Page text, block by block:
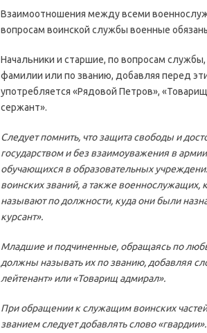
Взаимоотношения между всеми
вопросам воинской службы военные
Начальники и старшие, по вопросам
фамилии или по званию, добавляя перед
употребляется «Рядовой Петров»,
сержант».
Следует помнить, что защита свободы и
государством и без взаимоуважения в
обучающихся в образовательных
воинских званий, а также военнослужащих,
называют по должности, куда они были
курсант».
Младшие и подчиненные, обращаясь по
должны называть их по званию, добавляя
лейтенант» или «Товарищ адмирал».
При обращении к служащим воинских
званием следует добавлять слово